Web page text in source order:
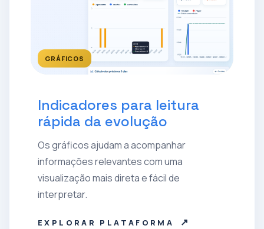
GRÁFICOS
Indicadores para leitura
rápida da evolução
Os gráficos ajudam a acompanhar
informações relevantes com uma
visualização mais direta e fácil de
interpretar.
EXPLORAR PLATAFORMA ↗